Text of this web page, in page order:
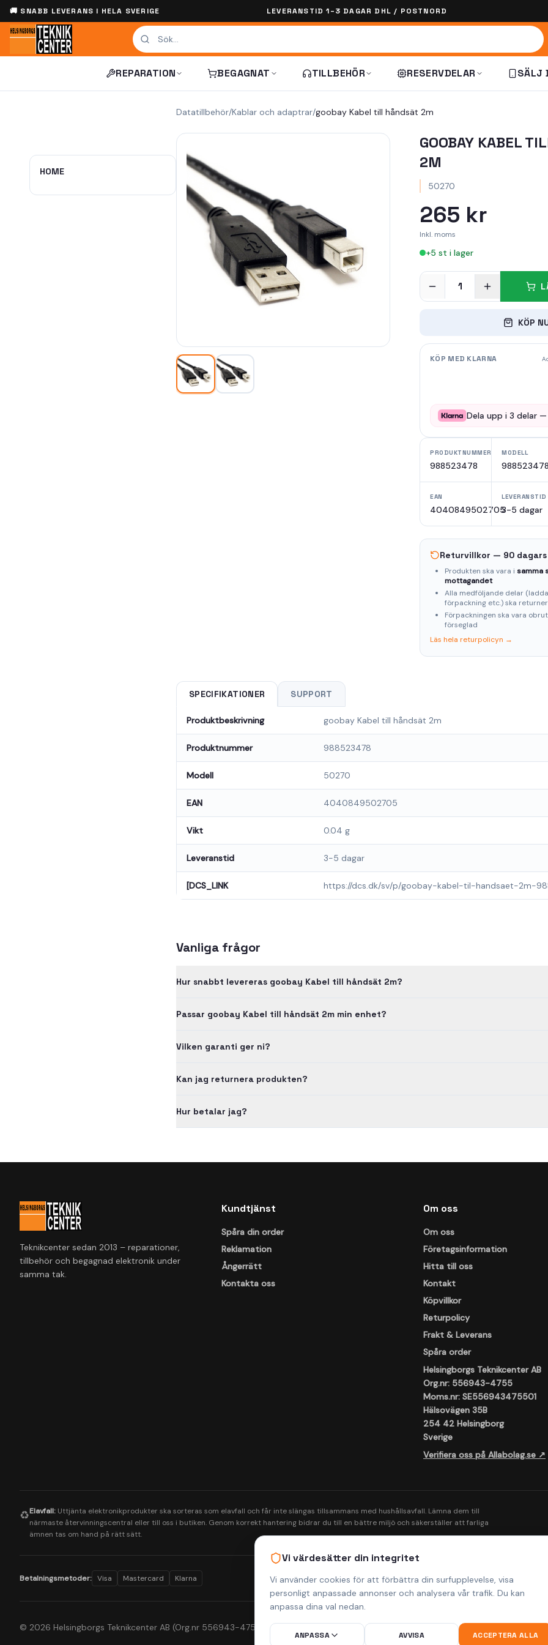
Vi värdesätter din integritet
Vi använder cookies för att förbättra din surfupplevelse, visa
personligt anpassade annonser och analysera vår trafik. Du kan
anpassa dina val nedan.
ANPASSA AVVISA ACCEPTERA ALLA
🚚 SNABB LEVERANS I HELA SVERIGE LEVERANSTID 1–3 DAGAR DHL / POSTNORD
REPARATION BEGAGNAT TILLBEHÖR RESERVDELAR SÄLJ
HOME
Datatillbehör/Kablar och adaptrar/goobay Kabel till håndsät 2m
GOOBAY KABEL
2M
50270
265 kr
Inkl. moms
+5 st i lager
1
KÖP
KÖP MED KLARNA
Dela upp i3 delar
PRODUKTNUMMER
988523478
MODELL
988523478
EAN
4040849502705
LEVERANSTID
3-5 dagar
Returvillkor — 90
Produkten ska vara i samma
mottagandet
Alla medföljande delar
förpackning etc.) ska
Förpackningen ska vara
förseglad
Läs hela returpolicyn →
SPECIFIKATIONER SUPPORT
Produktbeskrivning goobay Kabel till håndsät 2m
Produktnummer 988523478
Modell 50270
EAN 4040849502705
Vikt 0.04 g
Leveranstid 3-5 dagar
[DCS_LINK https://dcs.dk/sv/p/goobay-kabel-til-handsaet-2m-
Vanliga frågor
Hur snabbt levereras goobay Kabel till håndsät 2m?
Passar goobay Kabel till håndsät 2m min enhet?
Vilken garanti ger ni?
Kan jag returnera produkten?
Hur betalar jag?
Teknikcenter sedan 2013 – reparationer,
tillbehör och begagnad elektronik under
samma tak.
Kundtjänst
Spåra din order
Reklamation
Ångerrätt
Kontakta oss
Om oss
Om oss
Företagsinformation
Hitta till oss
Kontakt
Köpvillkor
Returpolicy
Frakt & Leverans
Spåra order
Helsingborgs Teknikcenter AB
Org.nr: 556943-4755
Moms.nr: SE556943475501
Hälsovägen 35B
254 42 Helsingborg
Sverige
Verifiera oss på Allabolag.se ↗
♻️Elavfall: Uttjänta elektronikprodukter ska sorteras som elavfall och får inte slängas tillsammans med hushållsavfall. Lämna dem till
närmaste återvinningscentral eller till oss i butiken. Genom korrekt hantering bidrar du till en bättre miljö och säkerställer att farliga
ämnen tas om hand på rätt sätt.
Betalningsmetoder: Visa Mastercard Klarna
© 2026 Helsingborgs Teknikcenter AB (Org.nr 556943-4755). Alla rättigheter förbehållna.